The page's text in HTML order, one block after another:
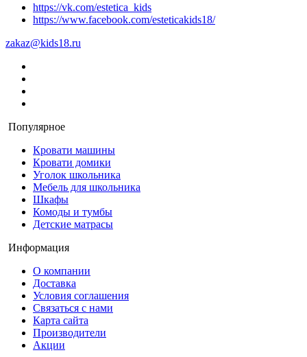
https://vk.com/estetica_kids
https://www.facebook.com/esteticakids18/
zakaz@kids18.ru
Популярное
Кровати машины
Кровати домики
Уголок школьника
Мебель для школьника
Шкафы
Комоды и тумбы
Детские матрасы
Информация
О компании
Доставка
Условия соглашения
Связаться с нами
Карта сайта
Производители
Акции